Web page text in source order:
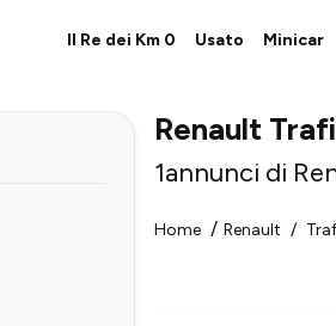
Il Re dei Km 0 Usato Minicar
Renault
1annunci di
Home Renault